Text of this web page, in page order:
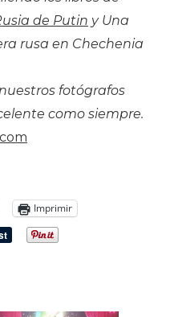
de Putin y Una
rusa en Chechenia
fotógrafos
como siempre.
Imprimir